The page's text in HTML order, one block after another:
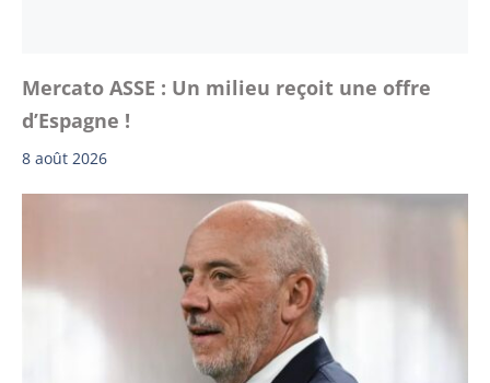
Mercato ASSE : Un milieu reçoit une offre
d’Espagne !
8 août 2026